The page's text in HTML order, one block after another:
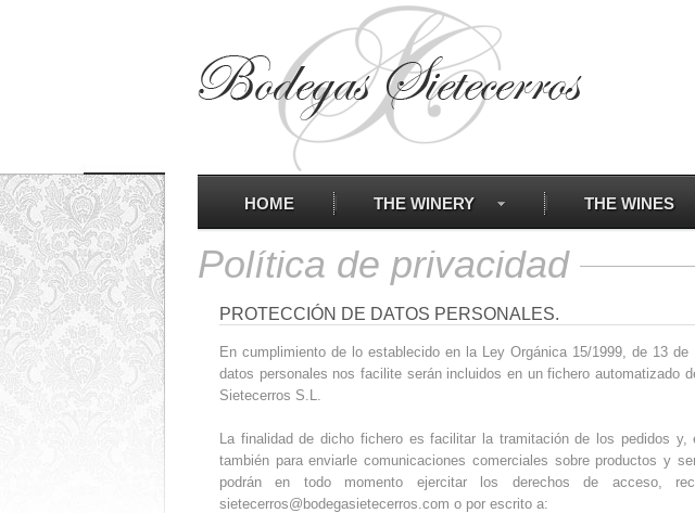
HOME | THE WINERY | THE WINES
Política de privacidad
PROTECCIÓN DE DATOS PERSONALES.
En cumplimiento de lo establecido en la Ley Orgánica 15/1999, de 13
datos personales nos facilite serán incluidos en un fichero automatizado
Sietecerros S.L.
La finalidad de dicho fichero es facilitar la tramitación de los pedidos
también para enviarle comunicaciones comerciales sobre productos y
podrán en todo momento ejercitar los derechos de acceso,
sietecerros@bodegasietecerros.com o por escrito a: